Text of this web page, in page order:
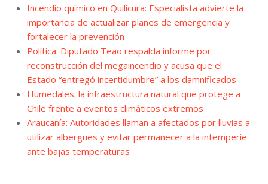
Incendio químico en Quilicura: Especialista advierte la
importancia de actualizar planes de emergencia y
fortalecer la prevención
Política: Diputado Teao respalda informe por
reconstrucción del megaincendio y acusa que el
Estado “entregó incertidumbre” a los damnificados
Humedales: la infraestructura natural que protege a
Chile frente a eventos climáticos extremos
Araucanía: Autoridades llaman a afectados por lluvias a
utilizar albergues y evitar permanecer a la intemperie
ante bajas temperaturas